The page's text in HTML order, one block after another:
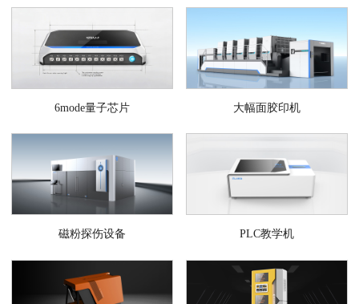
6mode量子芯片 大幅面胶印机
磁粉探伤设备 PLC教学机